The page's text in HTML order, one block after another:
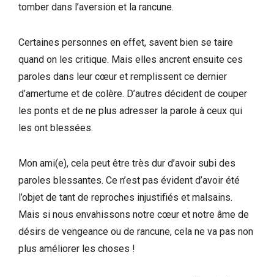
tomber dans l’aversion et la rancune.
Certaines personnes en effet, savent bien se taire
quand on les critique. Mais elles ancrent ensuite ces
paroles dans leur cœur et remplissent ce dernier
d’amertume et de colère. D’autres décident de couper
les ponts et de ne plus adresser la parole à ceux qui
les ont blessées.
Mon ami(e), cela peut être très dur d’avoir subi des
paroles blessantes. Ce n’est pas évident d’avoir été
l’objet de tant de reproches injustifiés et malsains.
Mais si nous envahissons notre cœur et notre âme de
désirs de vengeance ou de rancune, cela ne va pas non
plus améliorer les choses !